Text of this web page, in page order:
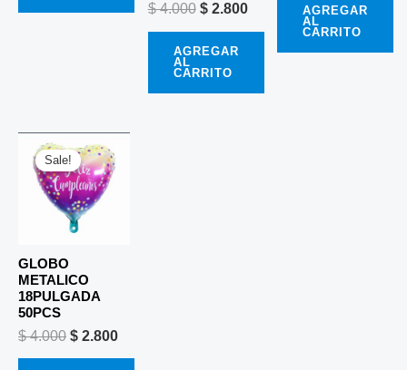
$4.000 $2.800
AGREGAR
AL
CARRITO
AGREGAR
AL
CARRITO
Sale!
Sale!
GLOBO
METALICO
18PULGADA
50PCS
$4.000
precio
original
era:
$ 4.000.
$ 2.800